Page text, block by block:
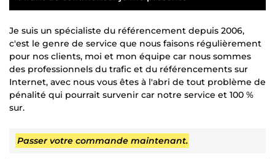
Je suis un spécialiste du référencement depuis 2006,
c'est le genre de service que nous faisons régulièrement
pour nos clients, moi et mon équipe car nous sommes
des professionnels du trafic et du référencements sur
Internet, avec nous vous êtes à l'abri de tout problème de
pénalité qui pourrait survenir car notre service et 100 %
sur.
Passer votre commande maintenant.